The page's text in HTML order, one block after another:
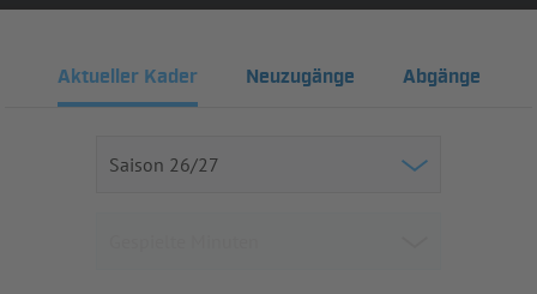
Aktueller Kader Neuzugänge Abgänge